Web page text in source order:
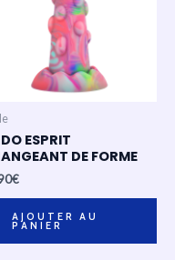
ESPRIT
DE FORME
€
AJOUTER AU
PANIER